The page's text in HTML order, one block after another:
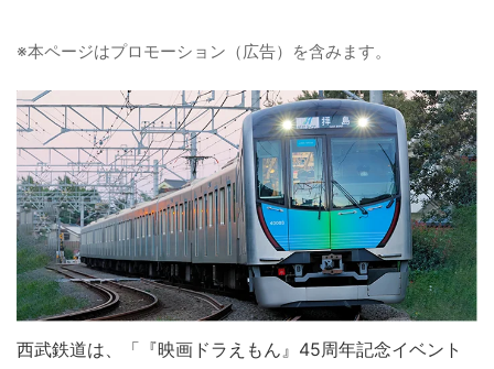
※本ページはプロモーション（広告）を含みます。
西武鉄道は、「『映画ドラえもん』45周年記念イベント